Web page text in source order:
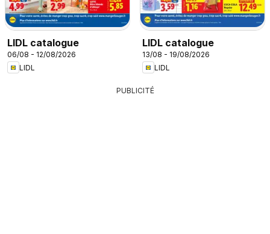
LIDL catalogue
06/08 - 12/08/2026
LIDL
LIDL catalogue
13/08 - 19/08/2026
LIDL
PUBLICITÉ